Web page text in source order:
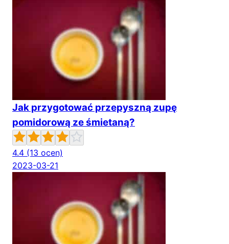
Jak przygotować przepyszną zupę
pomidorową ze śmietaną?
4.4 (13 ocen)
2023-03-21